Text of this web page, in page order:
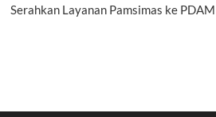
Serahkan Layanan Pamsimas ke PDAM